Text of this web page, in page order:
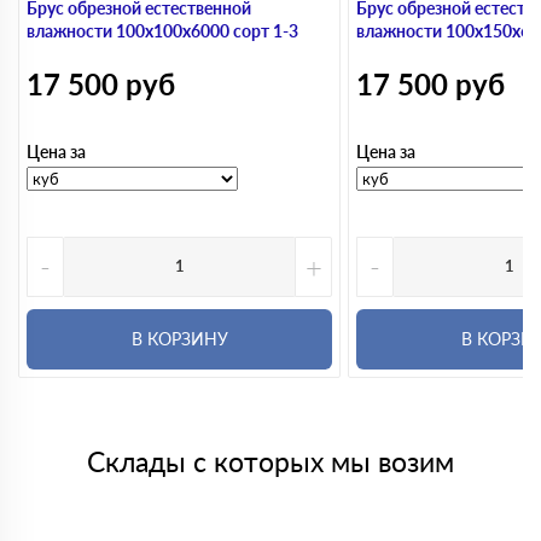
Брус обрезной естественной
влажности 100х100х6000 сорт 1-3
17 500 руб
Цена за
- +
В КОРЗИНУ
Брус обрезной
влажности
17 500 руб
Цена за
-
В
Склады с которых мы возим